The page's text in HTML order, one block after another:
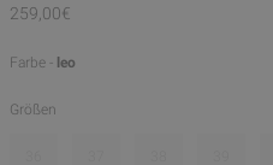
259,00€
Farbe - leo
Größen